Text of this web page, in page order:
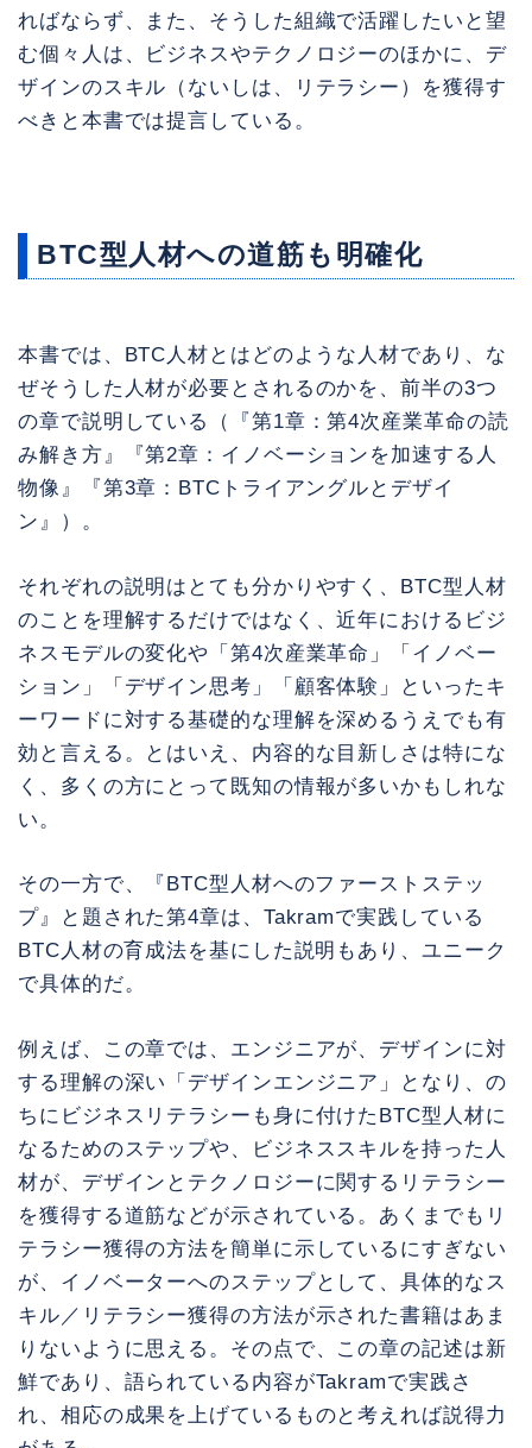
ればならず、また、そうした組織で活躍したいと望
む個々人は、ビジネスやテクノロジーのほかに、デ
ザインのスキル（ないしは、リテラシー）を獲得す
べきと本書では提言している。
BTC型人材への道筋も明確化
本書では、BTC人材とはどのような人材であり、な
ぜそうした人材が必要とされるのかを、前半の3つ
の章で説明している（『第1章：第4次産業革命の読
み解き方』『第2章：イノベーションを加速する人
物像』『第3章：BTCトライアングルとデザイ
ン』）。
それぞれの説明はとても分かりやすく、BTC型人材
のことを理解するだけではなく、近年におけるビジ
ネスモデルの変化や「第4次産業革命」「イノベー
ション」「デザイン思考」「顧客体験」といったキ
ーワードに対する基礎的な理解を深めるうえでも有
効と言える。とはいえ、内容的な目新しさは特にな
く、多くの方にとって既知の情報が多いかもしれな
い。
その一方で、『BTC型人材へのファーストステッ
プ』と題された第4章は、Takramで実践している
BTC人材の育成法を基にした説明もあり、ユニーク
で具体的だ。
例えば、この章では、エンジニアが、デザインに対
する理解の深い「デザインエンジニア」となり、の
ちにビジネスリテラシーも身に付けたBTC型人材に
なるためのステップや、ビジネススキルを持った人
材が、デザインとテクノロジーに関するリテラシー
を獲得する道筋などが示されている。あくまでもリ
テラシー獲得の方法を簡単に示しているにすぎない
が、イノベーターへのステップとして、具体的なス
キル／リテラシー獲得の方法が示された書籍はあま
りないように思える。その点で、この章の記述は新
鮮であり、語られている内容がTakramで実践さ
れ、相応の成果を上げているものと考えれば説得力